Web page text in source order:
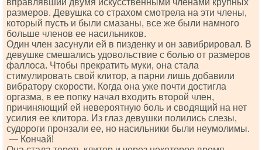
вправлявший двумя искусственными членами крупных
размеров. Девушка со страхом смотрела на эти члены,
который пусть и были смазаны, все же были намного
больше членов ее насильников.
Один член засунули ей в пизденку и он завибрировал. В
девушке смешались удовольствие с болью от размеров
фаллоса. Чтобы прекратить муки, она стала
стимулировать свой клитор, а парни лишь добавили
вибратору скорости. Когда она уже почти достигла
оргазма, в ее попку начал входить второй член,
причиняющий ей невероятную боль и сводящий на нет
усилия ее клитора. Из глаз девушки полились слезы,
судороги пронзали ее, но насильники были неумолимы.
— Кончай!